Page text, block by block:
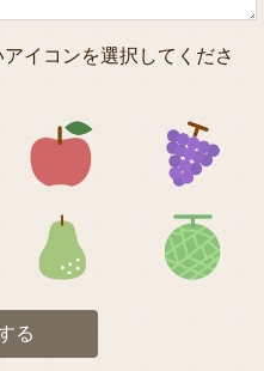
イコンを選択してくださ
アイコン2 アイコン3
アイコン6 アイコン7
る